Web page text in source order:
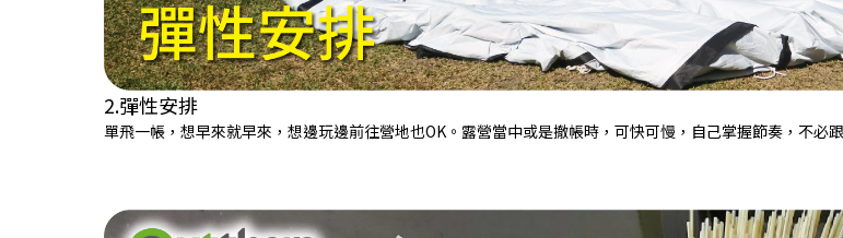
2.彈性安排
單飛一帳，想早來就早來，想邊玩邊前往營地也OK。露營當中或是撤帳時，可快可慢，自己掌握節奏，不必